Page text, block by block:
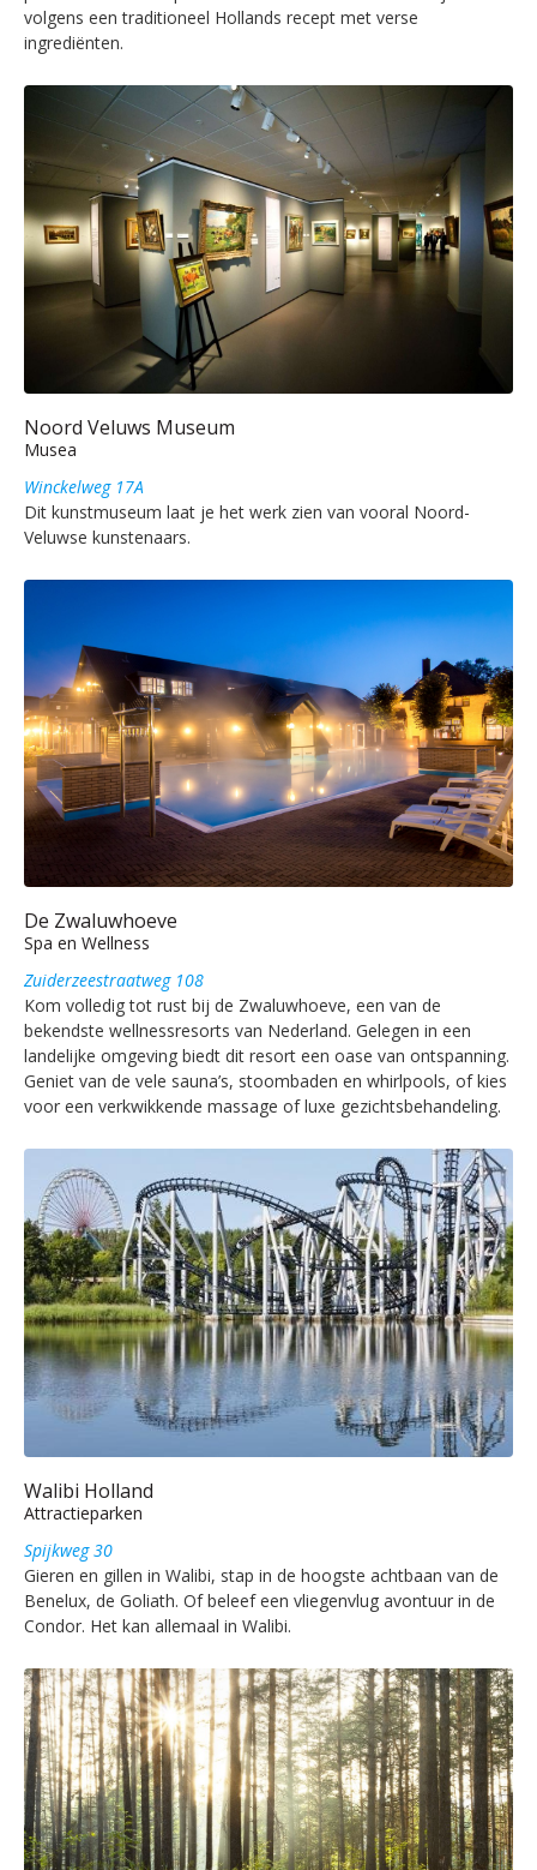
volgens een traditioneel Hollands recept met verse
ingrediënten.
Noord Veluws Museum
Musea
Winckelweg 17A
Dit kunstmuseum laat je het werk zien van vooral Noord-
Veluwse kunstenaars.
De Zwaluwhoeve
Spa en Wellness
Zuiderzeestraatweg 108
Kom volledig tot rust bij de Zwaluwhoeve, een van de
bekendste wellnessresorts van Nederland. Gelegen in een
landelijke omgeving biedt dit resort een oase van ontspanning.
Geniet van de vele sauna’s, stoombaden en whirlpools, of kies
voor een verkwikkende massage of luxe gezichtsbehandeling.
Walibi Holland
Attractieparken
Spijkweg 30
Gieren en gillen in Walibi, stap in de hoogste achtbaan van de
Benelux, de Goliath. Of beleef een vliegenvlug avontuur in de
Condor. Het kan allemaal in Walibi.